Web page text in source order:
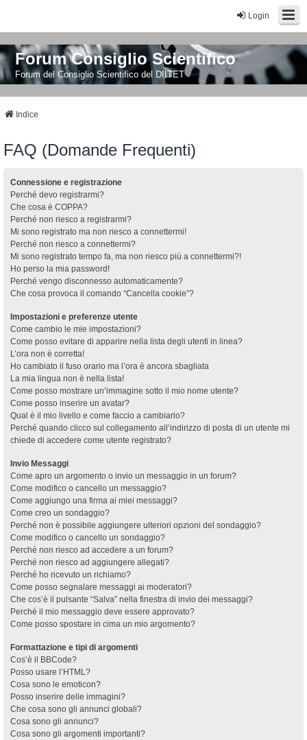
Login
Forum Consiglio Scientifico
Forum del Consiglio Scientifico del DIITET
Indice
FAQ (Domande Frequenti)
Connessione e registrazione
Perché devo registrarmi?
Che cosa è COPPA?
Perché non riesco a registrarmi?
Mi sono registrato ma non riesco a connettermi!
Perché non riesco a connettermi?
Mi sono registrato tempo fa, ma non riesco più a connettermi?!
Ho perso la mia password!
Perché vengo disconnesso automaticamente?
Che cosa provoca il comando “Cancella cookie”?
Impostazioni e preferenze utente
Come cambio le mie impostazioni?
Come posso evitare di apparire nella lista degli utenti in linea?
L’ora non è corretta!
Ho cambiato il fuso orario ma l’ora è ancora sbagliata
La mia lingua non è nella lista!
Come posso mostrare un’immagine sotto il mio nome utente?
Come posso inserire un avatar?
Qual è il mio livello e come faccio a cambiarlo?
Perché quando clicco sul collegamento all’indirizzo di posta di un utente mi
chiede di accedere come utente registrato?
Invio Messaggi
Come apro un argomento o invio un messaggio in un forum?
Come modifico o cancello un messaggio?
Come aggiungo una firma ai miei messaggi?
Come creo un sondaggio?
Perché non è possibile aggiungere ulteriori opzioni del sondaggio?
Come modifico o cancello un sondaggio?
Perché non riesco ad accedere a un forum?
Perché non riesco ad aggiungere allegati?
Perché ho ricevuto un richiamo?
Come posso segnalare messaggi ai moderatori?
Che cos’è il pulsante “Salva” nella finestra di invio dei messaggi?
Perché il mio messaggio deve essere approvato?
Come posso spostare in cima un mio argomento?
Formattazione e tipi di argomenti
Cos’è il BBCode?
Posso usare l’HTML?
Cosa sono le emoticon?
Posso inserire delle immagini?
Che cosa sono gli annunci globali?
Cosa sono gli annunci?
Cosa sono gli argomenti importanti?